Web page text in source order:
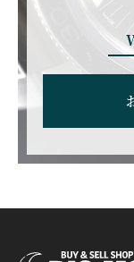
EBERHARD
エベラール
ファーブル・
FRANCK